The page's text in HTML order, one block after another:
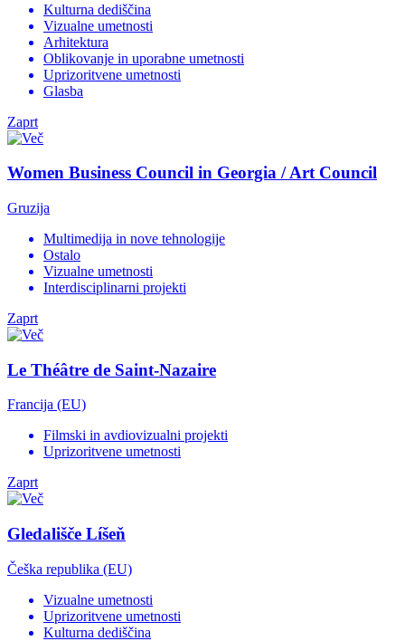
Kulturna dediščina
Vizualne umetnosti
Arhitektura
Oblikovanje in uporabne umetnosti
Uprizoritvene umetnosti
Glasba
Zaprt
Women Business Council in Georgia / Art Council
Gruzija
Multimedija in nove tehnologije
Ostalo
Vizualne umetnosti
Interdisciplinarni projekti
Zaprt
Le Théâtre de Saint-Nazaire
Francija (EU)
Filmski in avdiovizualni projekti
Uprizoritvene umetnosti
Zaprt
Gledališče Líšeň
Češka republika (EU)
Vizualne umetnosti
Uprizoritvene umetnosti
Kulturna dediščina